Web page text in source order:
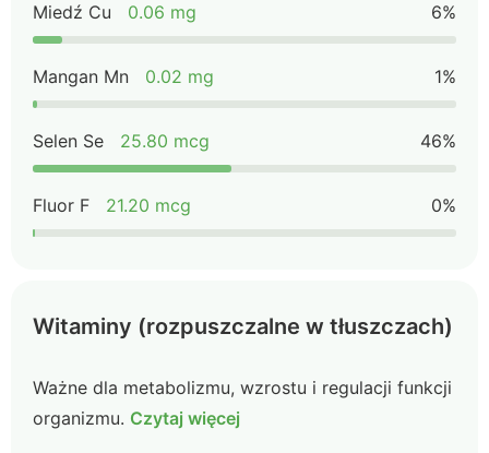
Miedź Cu 0.06 mg 6%
Mangan Mn 0.02 mg 1%
Selen Se 25.80 mcg 46%
Fluor F 21.20 mcg 0%
Witaminy (rozpuszczalne w tłuszczach)
Ważne dla metabolizmu, wzrostu i regulacji funkcji
organizmu. Czytaj więcej